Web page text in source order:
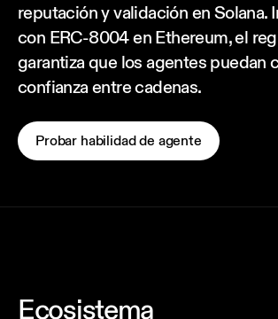
reputación y validación en Solana.
con ERC-8004 en Ethereum, el
garantiza que los agentes puedan
confianza entre cadenas.
Probar habilidad de agente
Ecosistema